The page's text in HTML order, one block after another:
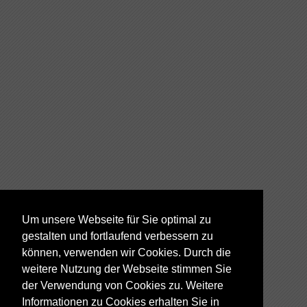
Um unsere Webseite für Sie optimal zu
gestalten und fortlaufend verbessern zu
können, verwenden wir Cookies. Durch die
weitere Nutzung der Webseite stimmen Sie
der Verwendung von Cookies zu. Weitere
Informationen zu Cookies erhalten Sie in